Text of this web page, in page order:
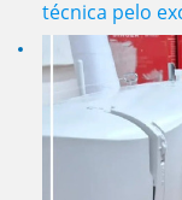
técnica pelo